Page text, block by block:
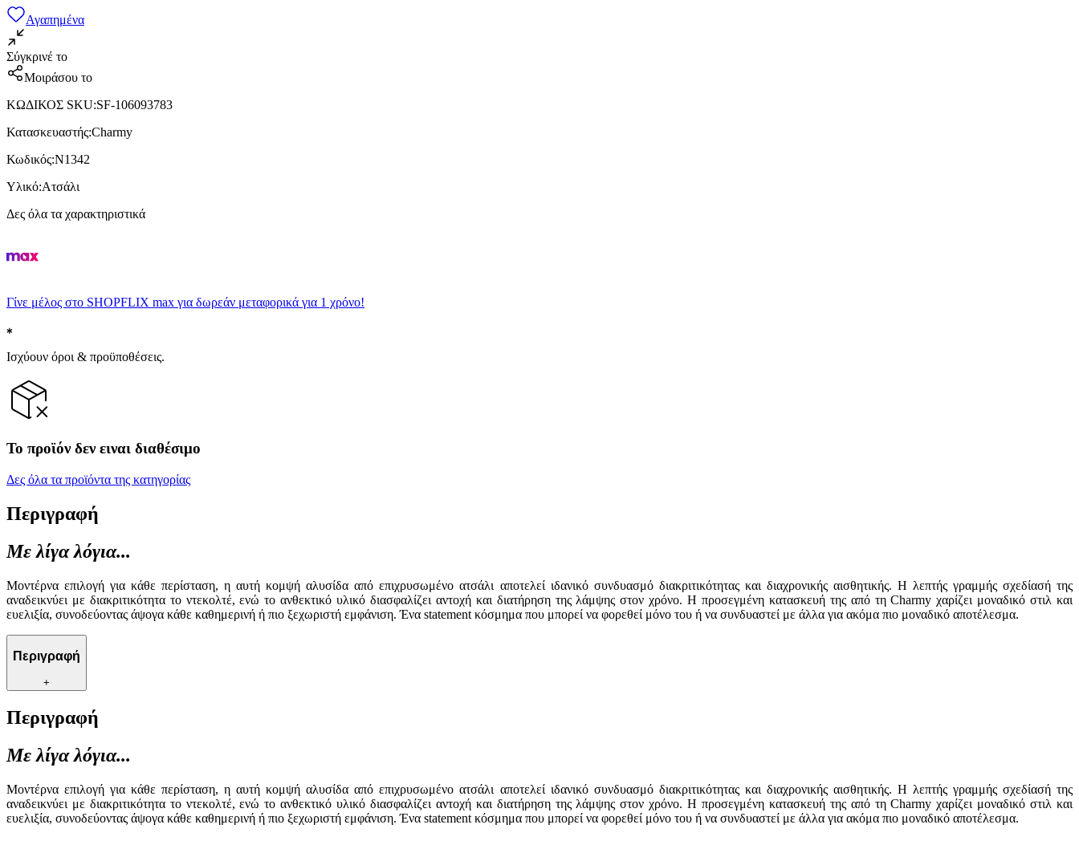
Αγαπημένα
Σύγκρινέ το
Μοιράσου το
ΚΩΔΙΚΟΣ SKU:SF-106093783
Κατασκευαστής:Charmy
Κωδικός:N1342
Υλικό:Ατσάλι
Δες όλα τα χαρακτηριστικά
Γίνε μέλος στο SHOPFLIX max για δωρεάν μεταφορικά για 1 χρόνο!
Ισχύουν όροι & προϋποθέσεις.
Το προϊόν δεν ειναι διαθέσιμο
Δες όλα τα προϊόντα της κατηγορίας
Περιγραφή
Με λίγα λόγια...
Μοντέρνα επιλογή για κάθε περίσταση, η αυτή κομψή αλυσίδα από επιχρυσωμένο ατσάλι αποτελεί ιδανικό συνδυασμό διακριτικότητας και διαχρονικής αισθητικής. Η λεπτής γραμμής σχεδίασή της
αναδεικνύει με διακριτικότητα το ντεκολτέ, ενώ το ανθεκτικό υλικό διασφαλίζει αντοχή και διατήρηση της λάμψης στον χρόνο. Η προσεγμένη κατασκευή της από τη Charmy χαρίζει μοναδικό στιλ και
ευελιξία, συνοδεύοντας άψογα κάθε καθημερινή ή πιο ξεχωριστή εμφάνιση. Ένα statement κόσμημα που μπορεί να φορεθεί μόνο του ή να συνδυαστεί με άλλα για ακόμα πιο μοναδικό αποτέλεσμα.
Περιγραφή
+
Περιγραφή
Με λίγα λόγια...
Μοντέρνα επιλογή για κάθε περίσταση, η αυτή κομψή αλυσίδα από επιχρυσωμένο ατσάλι αποτελεί ιδανικό συνδυασμό διακριτικότητας και διαχρονικής αισθητικής. Η λεπτής γραμμής σχεδίασή της
αναδεικνύει με διακριτικότητα το ντεκολτέ, ενώ το ανθεκτικό υλικό διασφαλίζει αντοχή και διατήρηση της λάμψης στον χρόνο. Η προσεγμένη κατασκευή της από τη Charmy χαρίζει μοναδικό στιλ και
ευελιξία, συνοδεύοντας άψογα κάθε καθημερινή ή πιο ξεχωριστή εμφάνιση. Ένα statement κόσμημα που μπορεί να φορεθεί μόνο του ή να συνδυαστεί με άλλα για ακόμα πιο μοναδικό αποτέλεσμα.